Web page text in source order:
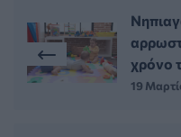
χρόνο
19